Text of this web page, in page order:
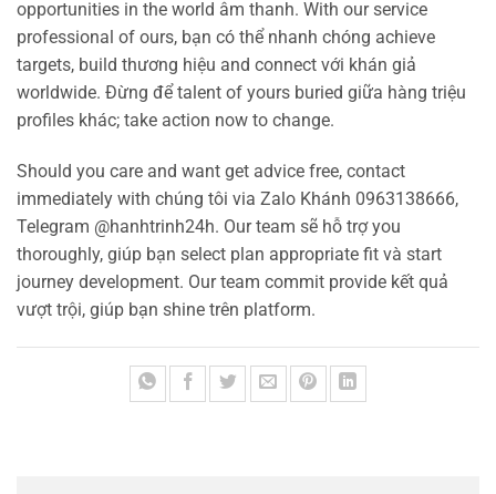
opportunities in the world âm thanh. With our service
professional of ours, bạn có thể nhanh chóng achieve
targets, build thương hiệu and connect với khán giả
worldwide. Đừng để talent of yours buried giữa hàng triệu
profiles khác; take action now to change.
Should you care and want get advice free, contact
immediately with chúng tôi via Zalo Khánh 0963138666,
Telegram @hanhtrinh24h. Our team sẽ hỗ trợ you
thoroughly, giúp bạn select plan appropriate fit và start
journey development. Our team commit provide kết quả
vượt trội, giúp bạn shine trên platform.